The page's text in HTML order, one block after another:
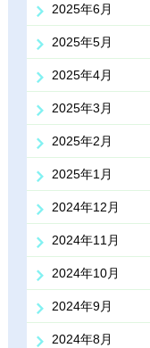
2025年6月
2025年5月
2025年4月
2025年3月
2025年2月
2025年1月
2024年12月
2024年11月
2024年10月
2024年9月
2024年8月